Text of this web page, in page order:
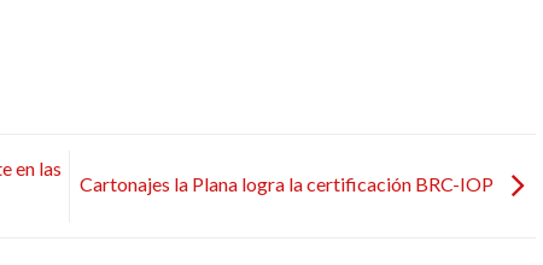
en las
Cartonajes la Plana logra la certificación BRC-IOP